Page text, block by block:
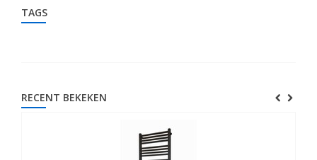
TAGS
RECENT BEKEKEN